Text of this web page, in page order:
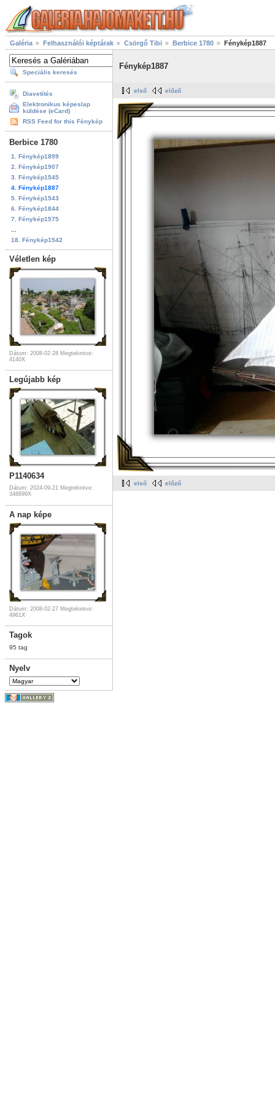
Galéria Felhasználói képtárak Csörgő Tibi Berbice 1780 Fénykép1887
Speciális keresés
Diavetítés
Elektronikus képeslap
küldése (eCard)
RSS Feed for this Fénykép
Berbice 1780
1. Fénykép1899
2. Fénykép1907
3. Fénykép1545
4. Fénykép1887
5. Fénykép1543
6. Fénykép1844
7. Fénykép1575
18. Fénykép1542
Véletlen kép
Dátum: 2008-02-28 Megtekintve:
4140X
Legújabb kép
P1140634
Dátum: 2024-09-21 Megtekintve:
348899X
A nap képe
Dátum: 2008-02-27 Megtekintve:
4961X
Tagok
95 tag
Nyelv
Fénykép1887
első előző
első előző